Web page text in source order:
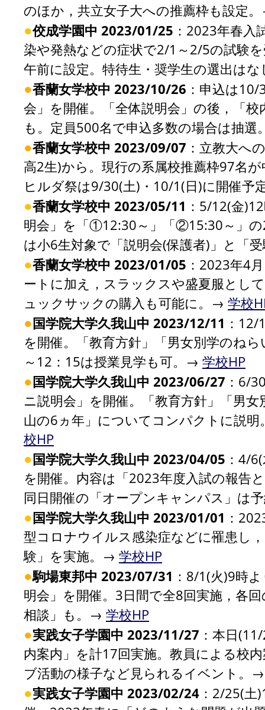
のほか，共立女子大への推薦枠も設定
●佼成学園中 2023/01/25 ：2023年春入
染や発熱などの症状で2/1～2/5の試験
午前に設定。特待生・奨学生の選出は
●香蘭女学校中 2023/10/26 ：申込は
会」を開催。「全体説明会」の後，「
も。定員500名で申込多数の場合は抽
●香蘭女学校中 2023/09/07 ：立教大へ
高2生)から。現行の系属校推薦枠97名
ヒルダ祭は9/30(土)・10/1(日)に開催
●香蘭女学校中 2023/05/11 ：5/12(金
明会」を「①12:30～」「②15:30～」
は小6生対象で「説明会(保護者)」と「
●香蘭女学校中 2023/01/05 ：2023年4
ートに加え，スラックスや盛夏服とし
ュックサックの購入も可能に。→ 学校
●国学院大学久我山中 2023/12/11 ：
を開催。「教育方針」「男女別学のね
～12：15は授業見学も可。→ 学校HP
●国学院大学久我山中 2023/06/27 ：6/
ニ説明会」を開催。「教育方針」「男
山の6ヵ年」についてコンパクトに説
校HP
●国学院大学久我山中 2023/04/05 ：4/
を開催。内容は「2023年度入試の報告
同日開催の「オープンキャンパス」は
●国学院大学久我山中 2023/01/01 ：
型コロナウイルス感染症などに罹患し
験」を実施。→ 学校HP
●駒場東邦中 2023/07/31 ：8/1(火)9時
明会」を開催。3日間で全8回実施，各
相談」も。→ 学校HP
●実践女子学園中 2023/11/27 ：本日
内案内」を計17回実施。教員による校
ブ活動の様子など見られるイベント。
●実践女子学園中 2023/02/24 ：2/25(